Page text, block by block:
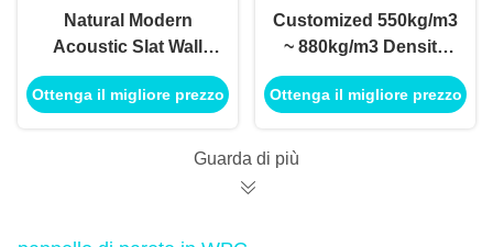
Natural Modern
Acoustic Slat Wall
Panel with 3D Model
Design and 550kg/m3
Ottenga il migliore prezzo
Customized 550kg/m3
~ 880kg/m3 Density
Black MDF+Polyester
Fiber Acoustic Slat
than 5 Years Warranty
Ottenga il migliore prezzo
Guarda di più